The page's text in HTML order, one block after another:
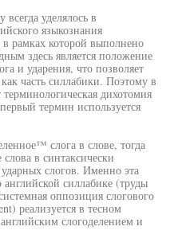
уделялось в
языкознания
рамках которой выполнено
здесь является положение
и ударения, что позволяет
часть силлабики. Поэтому в
терминологическая дихотомия
термин используется
слога в слове, тогда
в синтаксически
слогов. Именно эта
силлабике (труды
оппозиция слогового
реализуется в тесном
слогоделением и